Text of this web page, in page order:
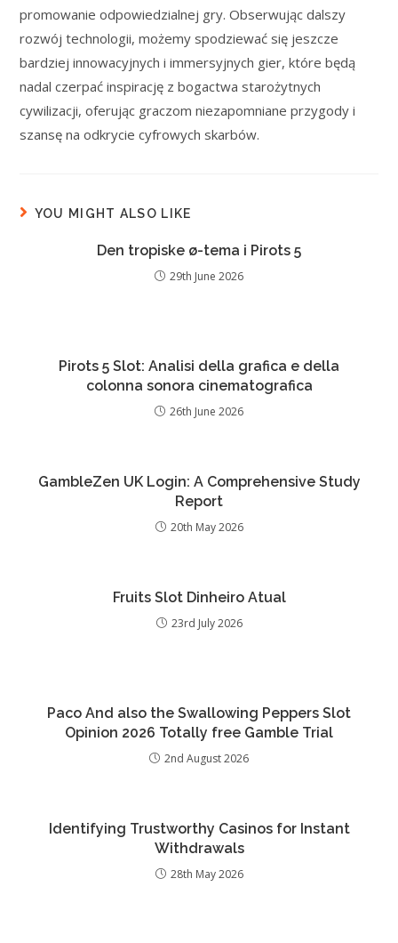
promowanie odpowiedzialnej gry. Obserwując dalszy
rozwój technologii, możemy spodziewać się jeszcze
bardziej innowacyjnych i immersyjnych gier, które będą
nadal czerpać inspirację z bogactwa starożytnych
cywilizacji, oferując graczom niezapomniane przygody i
szansę na odkrycie cyfrowych skarbów.
YOU MIGHT ALSO LIKE
Den tropiske ø-tema i Pirots 5
29th June 2026
Pirots 5 Slot: Analisi della grafica e della
colonna sonora cinematografica
26th June 2026
GambleZen UK Login: A Comprehensive Study
Report
20th May 2026
Fruits Slot Dinheiro Atual
23rd July 2026
Paco And also the Swallowing Peppers Slot
Opinion 2026 Totally free Gamble Trial
2nd August 2026
Identifying Trustworthy Casinos for Instant
Withdrawals
28th May 2026